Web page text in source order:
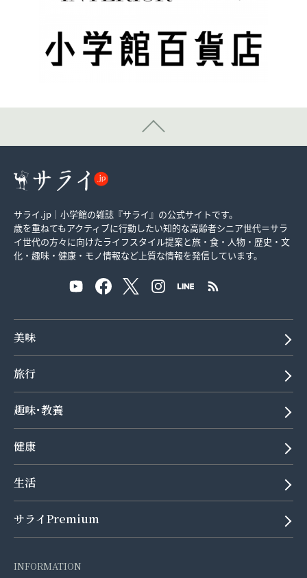
サライ.jp｜小学館の雑誌『サライ』の公式サイトです。
歳を重ねてもアクティブに行動したい知的な高齢者シニア世代＝サラ
イ世代の方々に向けたライフスタイル提案と旅・食・人物・歴史・文
化・趣味・健康・モノ情報など上質な情報を発信しています。
美味
旅行
趣味･教養
健康
生活
サライPremium
INFORMATION